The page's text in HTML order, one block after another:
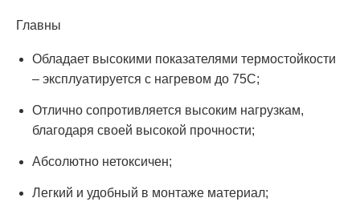
Главны
Обладает высокими показателями термостойкости
– эксплуатируется с нагревом до 75C;
Отлично сопротивляется высоким нагрузкам,
благодаря своей высокой прочности;
Абсолютно нетоксичен;
Легкий и удобный в монтаже материал;